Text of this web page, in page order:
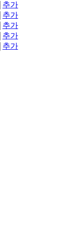
추가
추가
추가
추가
추가